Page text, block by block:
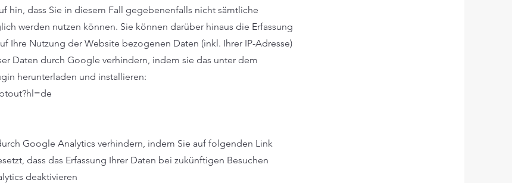
hin, dass Sie in diesem Fall gegebenenfalls nicht sämtliche
werden nutzen können. Sie können darüber hinaus die Erfassung
Ihre Nutzung der Website bezogenen Daten (inkl. Ihrer IP-Adresse)
Daten durch Google verhindern, indem sie das unter dem
herunterladen und installieren:
Google Analytics verhindern, indem Sie auf folgenden Link
dass das Erfassung Ihrer Daten bei zukünftigen Besuchen
deaktivieren